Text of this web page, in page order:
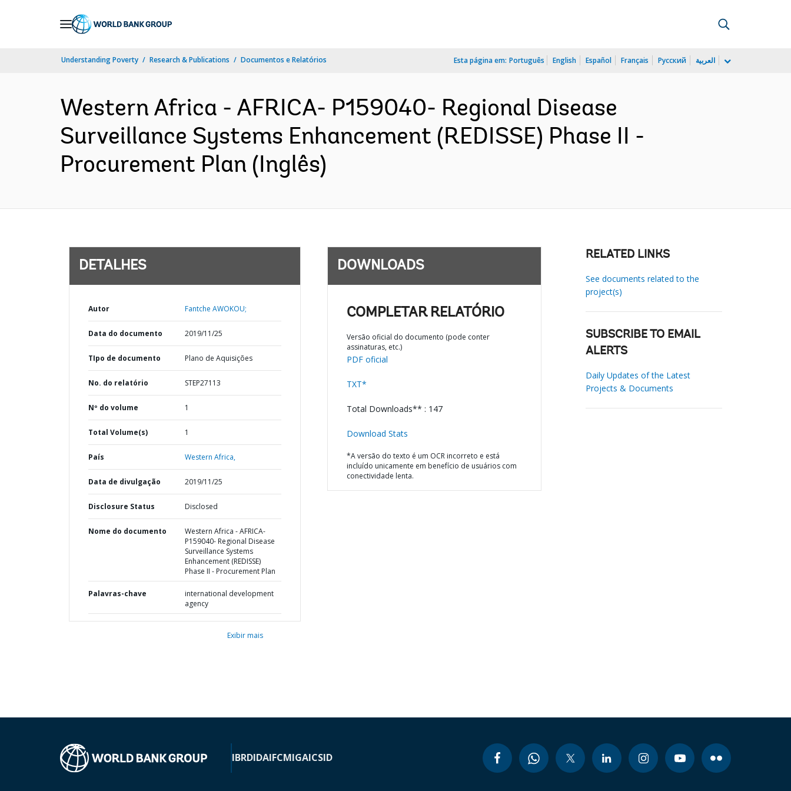
Understanding Poverty Research & Publications Documentos e Relatórios Esta página em: Português English Español Français Русский العربية
Western Africa - AFRICA- P159040- Regional Disease
Surveillance Systems Enhancement (REDISSE) Phase II -
Procurement Plan (Inglês)
DETALHES
Autor Fantche AWOKOU;
Data do documento 2019/11/25
TIpo de documento Plano de Aquisições
No. do relatório STEP27113
Nº do volume 1
Total Volume(s) 1
País Western Africa,
Data de divulgação 2019/11/25
Disclosure Status Disclosed
Nome do documento
Western Africa - AFRICA-
P159040- Regional Disease
Surveillance Systems
Enhancement (REDISSE)
Phase II - Procurement Plan
Palavras-chave
international development
agency
Exibir mais
DOWNLOADS
COMPLETAR RELATÓRIO
Versão oficial do documento (pode conter
assinaturas, etc.)
PDF oficial
TXT*
Total Downloads** : 147
Download Stats
*A versão do texto é um OCR incorreto e está
incluído unicamente em benefício de usuários com
conectividade lenta.
RELATED LINKS
See documents related to the
project(s)
SUBSCRIBE TO EMAIL
ALERTS
Daily Updates of the Latest
Projects & Documents
IBRDIDAIFCMIGAICSID